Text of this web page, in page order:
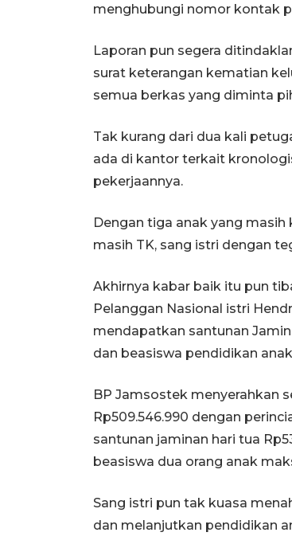
menghubungi nomor kontak
Laporan pun segera
surat keterangan kematian
semua berkas yang diminta
Tak kurang dari dua kali
ada di kantor terkait
pekerjaannya.
Dengan tiga anak yang masih
masih TK, sang istri dengan
Akhirnya kabar baik itu pun
Pelanggan Nasional istri
mendapatkan santunan
dan beasiswa pendidikan
BP Jamsostek menyerahkan
Rp509.546.990 dengan
santunan jaminan hari tua
beasiswa dua orang anak
Sang istri pun tak kuasa
dan melanjutkan pendidikan